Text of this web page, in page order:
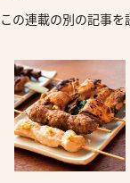
この連載の別の記事を